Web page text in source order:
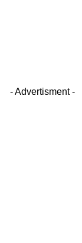
- Advertisment -